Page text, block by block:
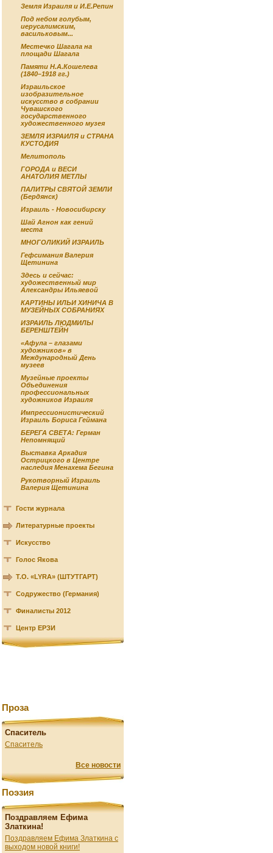
Земля Израиля и И.Е.Репин
Под небом голубым,
иерусалимским,
васильковым...
Местечко Шагала на
площади Шагала
Памяти Н.А.Кошелева
(1840–1918 гг.)
Израильское
изобразительное
искусство в собрании
Чувашского
государственного
художественного музея
ЗЕМЛЯ ИЗРАИЛЯ и СТРАНА
КУСТОДИЯ
Мелитополь
ГОРОДА и ВЕСИ
АНАТОЛИЯ МЕТЛЫ
ПАЛИТРЫ СВЯТОЙ ЗЕМЛИ
(Бердянск)
Израиль - Новосибирску
Шай Агнон как гений
места
МНОГОЛИКИЙ ИЗРАИЛЬ
Гефсимания Валерия
Щетинина
Здесь и сейчас:
художественный мир
Александры Ильяевой
КАРТИНЫ ИЛЬИ ХИНИЧА В
МУЗЕЙНЫХ СОБРАНИЯХ
ИЗРАИЛЬ ЛЮДМИЛЫ
БЕРЕНШТЕЙН
«Афула – глазами
художников» в
Международный День
музеев
Музейные проекты
Объединения
профессиональных
художников Израиля
Импрессионистический
Израиль Бориса Геймана
БЕРЕГА СВЕТА: Герман
Непомнящий
Выставка Аркадия
Острицкого в Центре
наследия Менахема Бегина
Рукотворный Израиль
Валерия Щетинина
Гости журнала
Литературные проекты
Искусство
Голос Якова
Т.О. «LYRA» (ШТУТГАРТ)
Содружество (Германия)
Финалисты 2012
Центр ЕРЗИ
Проза
Спаситель
Спаситель
Все новости
Поэзия
Поздравляем Ефима
Златкина!
Поздравляем Ефима Златкина с
выходом новой книги!